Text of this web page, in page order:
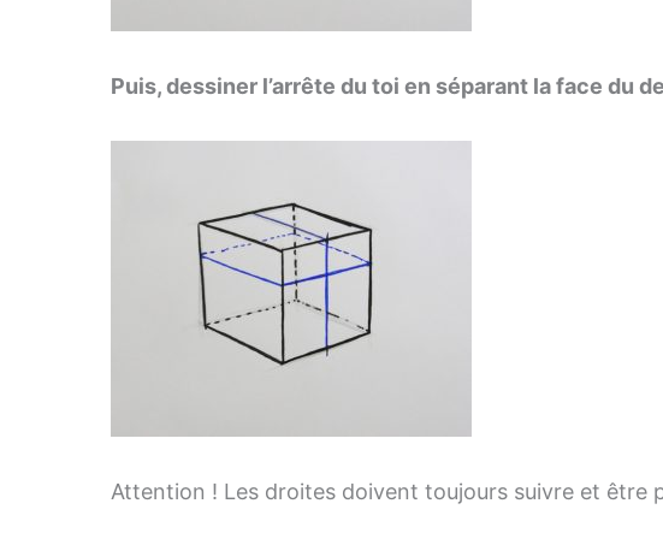
Puis, dessiner l’arrête du toi en séparant la face du
Attention ! Les droites doivent toujours suivre et être